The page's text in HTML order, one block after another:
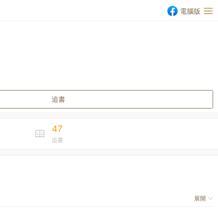
電腦版
追書
47
追書
展開